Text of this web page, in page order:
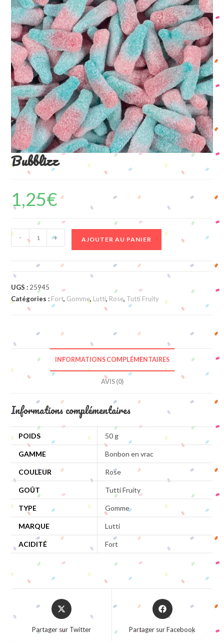
Bubblizz
1,25€
quantité
de
- + AJOUTER AU PANIER
UGS : 25945
Catégories : Fort, Gomme, Lutti, Rose, Tutti Fruity
INFORMATIONS COMPLÉMENTAIRES
AVIS (0)
Informations complémentaires
POIDS 50 g
GAMME Bonbon en vrac
COULEUR Rose
GOÛT Tutti Fruity
TYPE Gomme
MARQUE Lutti
ACIDITÉ Fort
Opens
in
new
Partager sur Twitter
Opens
in
Partager sur Facebook